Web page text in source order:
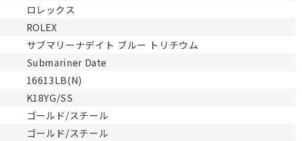
ロレックス
ROLEX
サブマリーナデイト ブルー トリチウム
Submariner Date
16613LB(N)
K18YG/SS
ゴールド/スチール
ゴールド/スチール